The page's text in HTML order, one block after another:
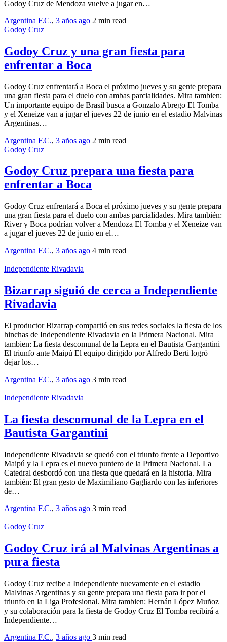
Godoy Cruz de Mendoza vuelve a jugar en…
Argentina F.C., 3 años ago 2 min read
Godoy Cruz
Godoy Cruz y una gran fiesta para
enfrentar a Boca
Godoy Cruz enfrentará a Boca el próximo jueves y su gente prepara
una gran fiesta para el duelo con ambas parcialidades. Mira tambien:
Un importante equipo de Brasil busca a Gonzalo Abrego El Tomba
y el Xeneize van a jugar el jueves 22 de junio en el estadio Malvinas
Argentinas…
Argentina F.C., 3 años ago 2 min read
Godoy Cruz
Godoy Cruz prepara una fiesta para
enfrentar a Boca
Godoy Cruz enfrentará a Boca el próximo jueves y su gente prepara
una gran fiesta para el duelo con ambas parcialidades. Mira también:
River y Boca podrían volver a Mendoza El Tomba y el Xeneize van
a jugar el jueves 22 de junio en el…
Argentina F.C., 3 años ago 4 min read
Independiente Rivadavia
Bizarrap siguió de cerca a Independiente
Rivadavia
El productor Bizarrap compartió en sus redes sociales la fiesta de los
hinchas de Independiente Rivadavia en la Primera Nacional. Mira
tambien: La fiesta descomunal de la Lepra en el Bautista Gargantini
El triunfo ante Maipú El equipo dirigido por Alfredo Berti logró
dejar los…
Argentina F.C., 3 años ago 3 min read
Independiente Rivadavia
La fiesta descomunal de la Lepra en el
Bautista Gargantini
Independiente Rivadavia se quedó con el triunfo frente a Deportivo
Maipú y la Lepra es el nuevo puntero de la Primera Nacional. La
Catedral desbordó con una fiesta que quedará en la historia. Mira
también: El gran gesto de Maximiliano Gagliardo con las inferiores
de…
Argentina F.C., 3 años ago 3 min read
Godoy Cruz
Godoy Cruz irá al Malvinas Argentinas a
pura fiesta
Godoy Cruz recibe a Independiente nuevamente en el estadio
Malvinas Argentinas y su gente prepara una fiesta para ir por el
triunfo en la Liga Profesional. Mira tambien: Hernán López Muñoz
y su colaboración para la fiesta de Godoy Cruz El Tomba recibirá a
Independiente…
Argentina F.C., 3 años ago 3 min read